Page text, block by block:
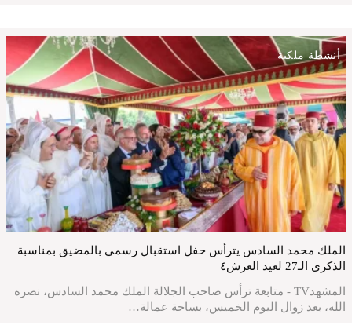
أنشطة ملكية
الملك محمد السادس يترأس حفل استقبال رسمي بالمضيق بمناسبة
الذكرى الـ27 لعيد العرش٤
المشهدTV - متابعة ترأس صاحب الجلالة الملك محمد السادس، نصره
الله، بعد زوال اليوم الخميس، بساحة عمالة…